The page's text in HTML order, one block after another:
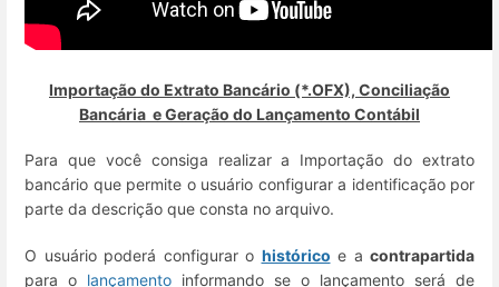
Importação do Extrato Bancário (*.OFX), Conciliação
Bancária e Geração do Lançamento Contábil
Para que você consiga realizar a Importação do extrato
bancário que permite o usuário configurar a identificação por
parte da descrição que consta no arquivo.
O usuário poderá configurar o histórico e a contrapartida
para o lançamento informando se o lançamento será de